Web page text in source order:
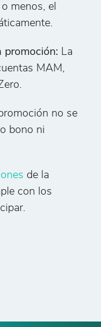
menos, el
promoción: La
MAM,
no se
bono ni
de la
con los